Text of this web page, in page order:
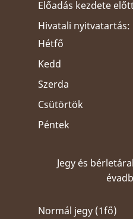
Előadás kezdete
Hivatali nyitvatartás:
Hétfő
Kedd
Szerda
Csütörtök
Péntek
Jegy és
Normál jegy (1fő)